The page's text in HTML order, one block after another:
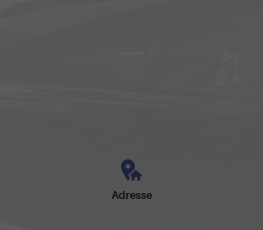
Adresse